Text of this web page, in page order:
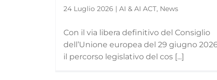
24 Luglio 2026 | AI & AI ACT, News
Con il via libera definitivo del Consiglio
dell’Unione europea del 29 giugno
il percorso legislativo del cos [...]